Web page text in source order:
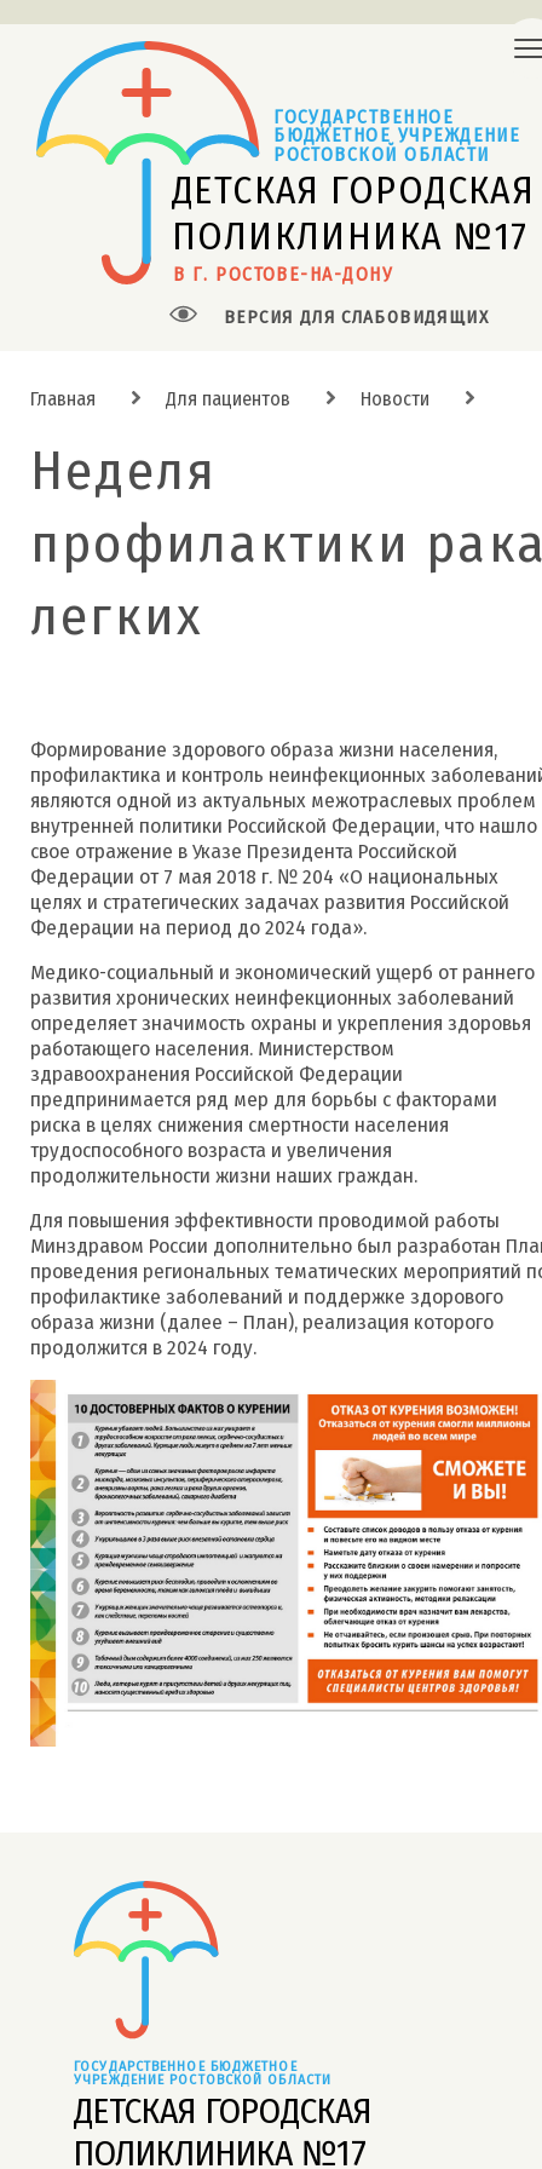
ДЕТСКАЯ
ПОЛИКЛИНИКА №17
ГОСУДАРСТВЕННОЕ
БЮДЖЕТНОЕ УЧРЕЖДЕНИЕ
РОСТОВСКОЙ ОБЛАСТИ
В Г. РОСТОВЕ-НА-ДОНУ
ВЕРСИЯ ДЛЯ СЛАБОВИДЯЩИХ
Главная Для пациентов Новости
Неделя
профилактики
легких
Формирование здорового образа жизни населения,
профилактика и контроль неинфекционных
являются одной из актуальных межотраслевых проблем
внутренней политики Российской Федерации, что нашло
свое отражение в Указе Президента Российской
Федерации от 7 мая 2018 г. № 204 «О национальных
целях и стратегических задачах развития Российской
Федерации на период до 2024 года».
Медико-социальный и экономический ущерб от раннего
развития хронических неинфекционных заболеваний
определяет значимость охраны и укрепления здоровья
работающего населения. Министерством
здравоохранения Российской Федерации
предпринимается ряд мер для борьбы с факторами
риска в целях снижения смертности населения
трудоспособного возраста и увеличения
продолжительности жизни наших граждан.
Для повышения эффективности проводимой работы
Минздравом России дополнительно был разработан
проведения региональных тематических мероприятий
профилактике заболеваний и поддержке здорового
образа жизни (далее – План), реализация которого
продолжится в 2024 году.
ДЕТСКАЯ ГОРОДСКАЯ
ПОЛИКЛИНИКА №17
ГОСУДАРСТВЕННОЕ БЮДЖЕТНОЕ
УЧРЕЖДЕНИЕ РОСТОВСКОЙ ОБЛАСТИ